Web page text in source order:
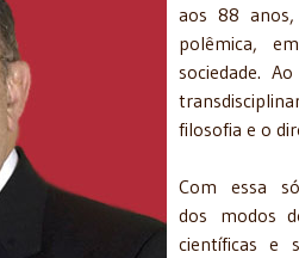
aos 88 anos,
polêmica,
sociedade.
filosofia e o
Com essa
dos modos
científicas e